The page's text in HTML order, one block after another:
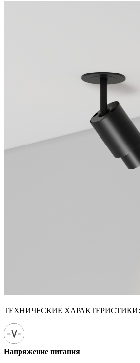
ТЕХНИЧЕСКИЕ ХАРАКТЕРИСТИКИ:
Напряжение питания